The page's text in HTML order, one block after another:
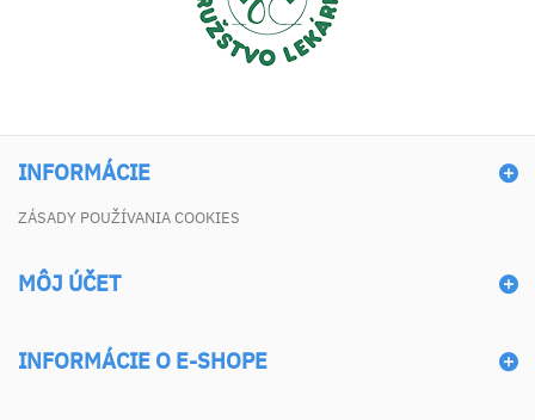
INFORMÁCIE
ZÁSADY POUŽÍVANIA COOKIES
MÔJ ÚČET
INFORMÁCIE O E-SHOPE